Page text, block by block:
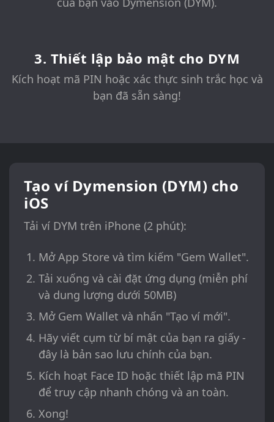
3. Thiết lập bảo mật cho DYM
Kích hoạt mã PIN hoặc xác thực sinh trắc học và
bạn đã sẵn sàng!
Tạo ví Dymension (DYM) cho
iOS
Tải ví DYM trên iPhone (2 phút):
Mở App Store và tìm kiếm "Gem Wallet".
Tải xuống và cài đặt ứng dụng (miễn phí
và dung lượng dưới 50MB)
Mở Gem Wallet và nhấn "Tạo ví mới".
Hãy viết cụm từ bí mật của bạn ra giấy -
đây là bản sao lưu chính của bạn.
Kích hoạt Face ID hoặc thiết lập mã PIN
để truy cập nhanh chóng và an toàn.
Xong!